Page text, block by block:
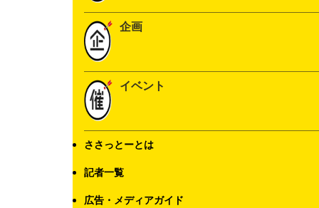
企画
イベント
ささっとーとは
記者一覧
広告・メディアガイド